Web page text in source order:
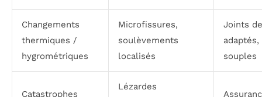
Changements
thermiques /
hygrométriques
Microfissures,
soulèvements
localisés
Joints
souples
Catastrophes
Lézardes